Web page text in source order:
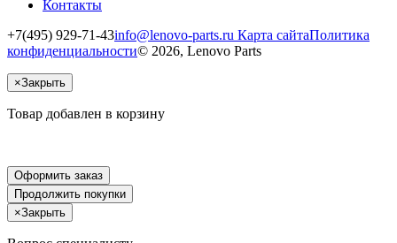
Контакты
+7(495) 929-71-43info@lenovo-parts.ru Карта сайтаПолитика
конфиденциальности© 2026, Lenovo Parts
×Закрыть
Товар добавлен в корзину
Оформить заказ
Продолжить покупки
×Закрыть